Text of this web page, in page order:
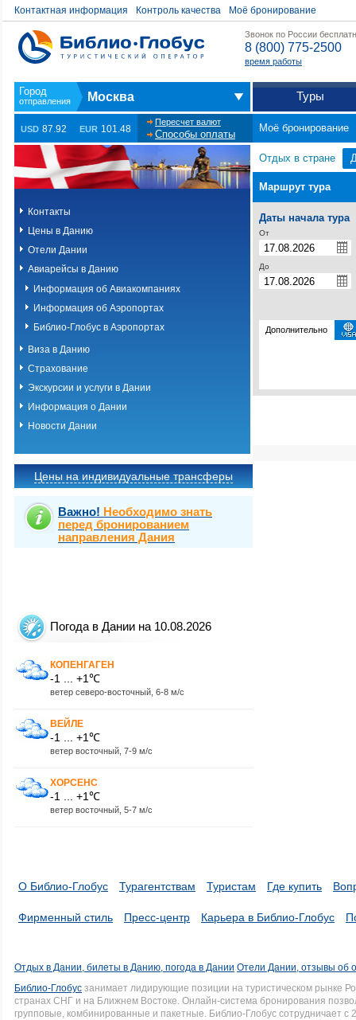
Контактная информация Контроль качества Моё бронирование
Звонок по России
8 (800) 775-2500
время работы
Москва Туры
USD 87.92 EUR 101.48
Пересчет валют
Способы оплаты
Моё бронирование
Контакты
Цены в Данию
Отели Дании
Авиарейсы в Данию
Информация об Авиакомпаниях
Информация об Аэропортах
Библио-Глобус в Аэропортах
Виза в Данию
Страхование
Экскурсии и услуги в Дании
Информация о Дании
Новости Дании
Цены на индивидуальные трансферы
Важно! Необходимо знать
перед бронированием
направления Дания
Погода в Дании на 10.08.2026
КОПЕНГАГЕН
-1 ... +1℃
ветер северо-восточный, 6-8 м/с
ВЕЙЛЕ
-1 ... +1℃
ветер восточный, 7-9 м/с
ХОРСЕНС
-1 ... +1℃
ветер восточный, 5-7 м/с
Отдых в стране
Маршрут тура
Даты начала тура
От
До
Дополнительно
О Библио-Глобус Турагентствам Туристам Где купить
Фирменный стиль Пресс-центр Карьера в Библио-Глобус
Отдых в Дании, билеты в Данию, погода в Дании Отели Дании, отзывы об
Библио-Глобус занимает лидирующие позиции на туристическом рынке
странах СНГ и на Ближнем Востоке. Онлайн-система бронирования
групповые, комбинированные и пакетные. Библио-Глобус сотрудничает